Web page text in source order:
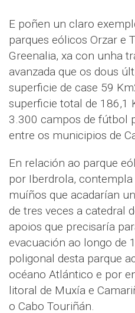
E poñen un claro
parques eólicos Orzar e
Greenalia, xa con unha
avanzada que os dous
superficie de case 59
superficie total de 186,1
3.300 campos de fútbol
entre os municipios de
En relación ao parque
por Iberdrola,
muíños que acadarían
de tres veces a catedral
apoios que precisaría
evacuación ao longo de
poligonal desta parque
océano Atlántico e por
litoral de Muxía e
o Cabo Touriñán.